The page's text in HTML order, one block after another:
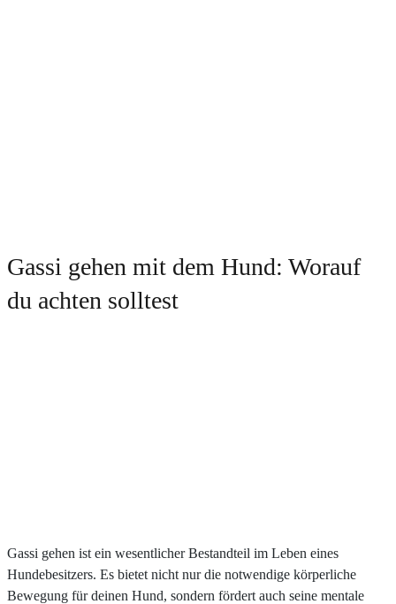
Gassi gehen mit dem Hund: Worauf
du achten solltest
Gassi gehen ist ein wesentlicher Bestandteil im Leben eines
Hundebesitzers. Es bietet nicht nur die notwendige körperliche
Bewegung für deinen Hund, sondern fördert auch seine mentale